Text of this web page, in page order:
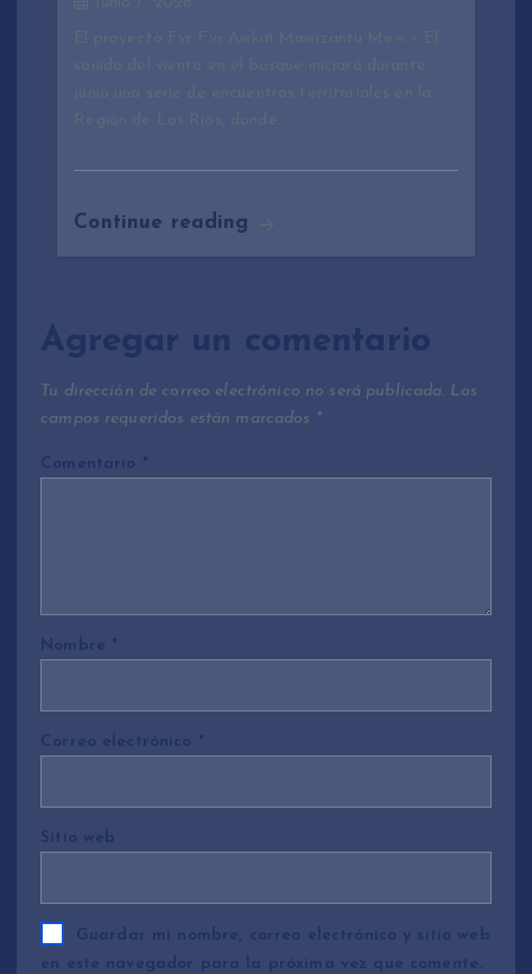
Continue reading
Agregar un comentario
Tu dirección de correo electrónico no será publicada. Los
campos requeridos están marcados *
Comentario *
Nombre *
Correo electrónico *
Sitio web
Guardar mi nombre, correo electrónico y sitio web
en este navegador para la próxima vez que comente.